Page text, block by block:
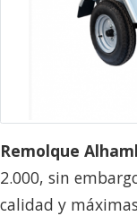
Remolque
2.000, sin
calidad y